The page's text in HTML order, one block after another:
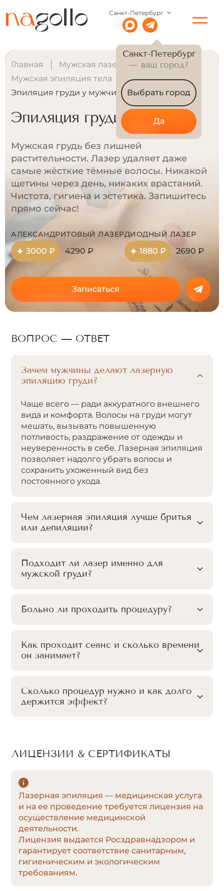
Санкт-Петербург
Санкт-Петербург
— ваш город?
Выбрать город
Да
Главная
Мужская лазерная эпиляция
Мужская эпиляция тела
Эпиляция груди у мужчин
Эпиляция груди у мужчин
Мужская грудь без лишней
растительности. Лазер удаляет даже
самые жёсткие тёмные волосы. Никакой
щетины через день, никаких врастаний.
Чистота, гигиена и эстетика. Запишитесь
прямо сейчас!
АЛЕКСАНДРИТОВЫЙ ЛАЗЕР
3000 ₽ 4290 ₽
ДИОДНЫЙ ЛАЗЕР
1880 ₽ 2690 ₽
Записаться
ВОПРОС — ОТВЕТ
Зачем мужчины делают лазерную
эпиляцию груди?
Чаще всего — ради аккуратного внешнего
вида и комфорта. Волосы на груди могут
мешать, вызывать повышенную
потливость, раздражение от одежды и
неуверенность в себе. Лазерная эпиляция
позволяет надолго убрать волосы и
сохранить ухоженный вид без
постоянного ухода.
Чем лазерная эпиляция лучше бритья
или депиляции?
Подходит ли лазер именно для
мужской груди?
Больно ли проходить процедуру?
Как проходит сеанс и сколько времени
он занимает?
Сколько процедур нужно и как долго
держится эффект?
ЛИЦЕНЗИИ & СЕРТИФИКАТЫ
Лазерная эпиляция — медицинская услуга
и на ее проведение требуется лицензия на
осуществление медицинской
деятельности.
Лицензия выдается Росздравнадзором и
гарантирует соответствие санитарным,
гигиеническим и экологическим
требованиям.